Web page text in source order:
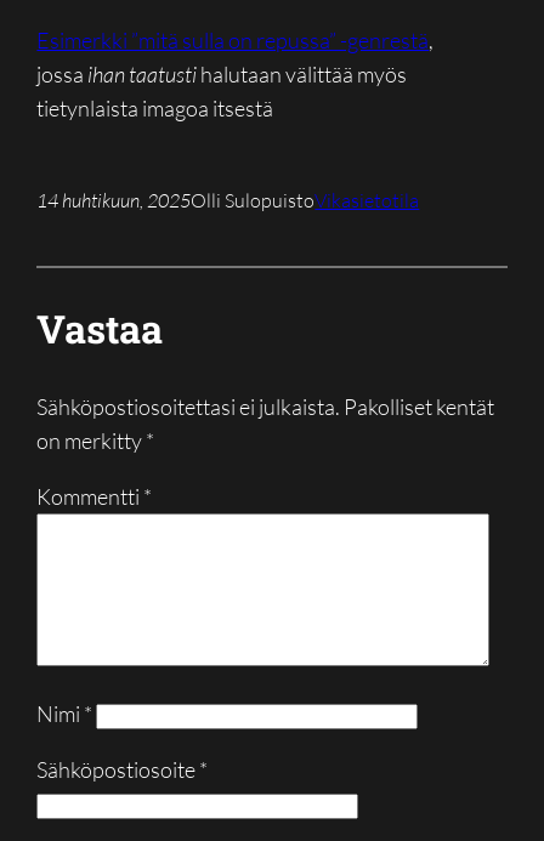
Esimerkki ”mitä sulla on repussa” -genrestä,
jossa ihan taatustihalutaan välittää myös
tietynlaista imagoa itsestä
14 huhtikuun, 2025Olli SulopuistoVikasietotila
Vastaa
Sähköpostiosoitettasi ei julkaista. Pakolliset kentät
on merkitty*
Kommentti *
Nimi *
Sähköpostiosoite*